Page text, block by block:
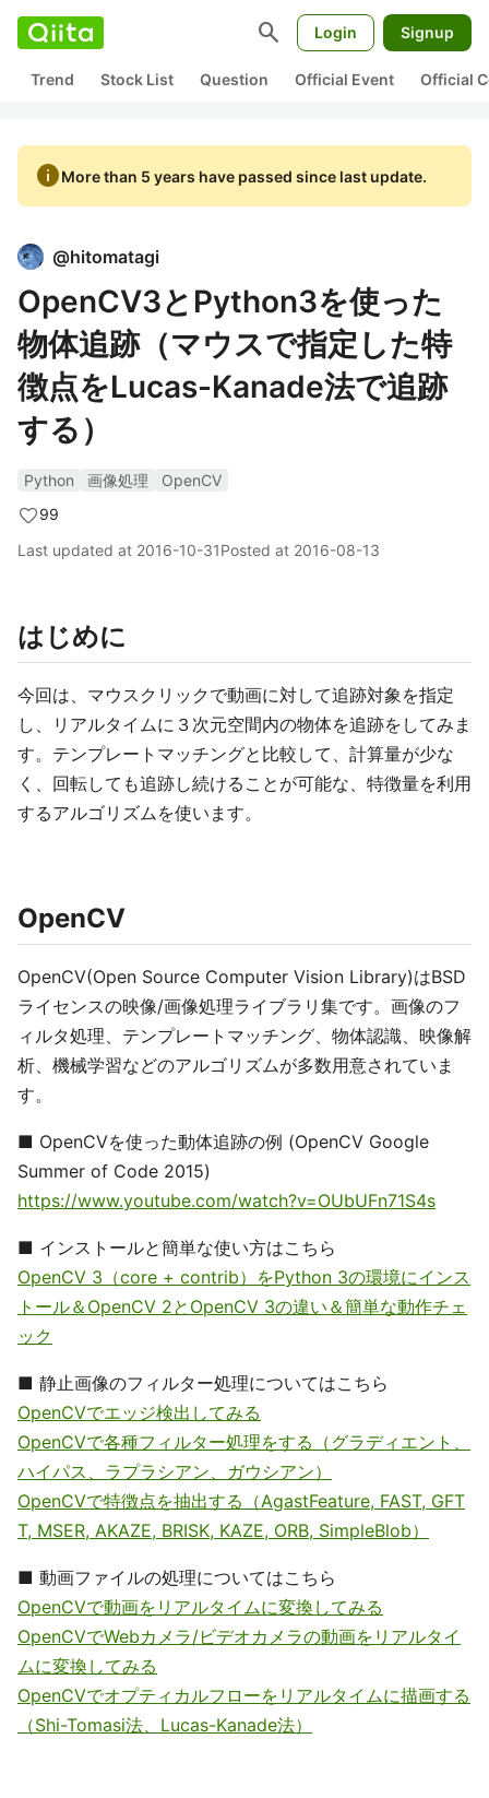
search Login Signup
Trend Stock List Question Official Event Official
infoMore than 5 years have passed since last update.
@hitomatagi
OpenCV3とPython3を使った
物体追跡（マウスで指定した特
徴点をLucas-Kanade法で追跡
する）
Python 画像処理
OpenCV
99
Last updated at 2016-10-31Posted at 2016-08-13
はじめに
今回は、マウスクリックで動画に対して追跡対象を指定
し、リアルタイムに３次元空間内の物体を追跡をしてみま
す。テンプレートマッチングと比較して、計算量が少な
く、回転しても追跡し続けることが可能な、特徴量を利用
するアルゴリズムを使います。
OpenCV
OpenCV(Open Source Computer Vision Library)はBSD
ライセンスの映像/画像処理ライブラリ集です。画像のフ
ィルタ処理、テンプレートマッチング、物体認識、映像解
析、機械学習などのアルゴリズムが多数用意されていま
す。
■ OpenCVを使った動体追跡の例 (OpenCV Google
Summer of Code 2015)
https://www.youtube.com/watch?v=OUbUFn71S4s
■ インストールと簡単な使い方はこちら
OpenCV 3（core + contrib）をPython 3の環境にインス
トール＆OpenCV 2とOpenCV 3の違い＆簡単な動作チェ
ック
■ 静止画像のフィルター処理についてはこちら
OpenCVでエッジ検出してみる
OpenCVで各種フィルター処理をする（グラディエント、
ハイパス、ラプラシアン、ガウシアン）
OpenCVで特徴点を抽出する（AgastFeature, FAST, GFT
T, MSER, AKAZE, BRISK, KAZE, ORB, SimpleBlob）
■ 動画ファイルの処理についてはこちら
OpenCVで動画をリアルタイムに変換してみる
OpenCVでWebカメラ/ビデオカメラの動画をリアルタイ
ムに変換してみる
OpenCVでオプティカルフローをリアルタイムに描画する
（Shi-Tomasi法、Lucas-Kanade法）